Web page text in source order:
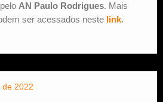
AN Paulo Rodrigues. Mais
ser acessados neste link.
de 2022